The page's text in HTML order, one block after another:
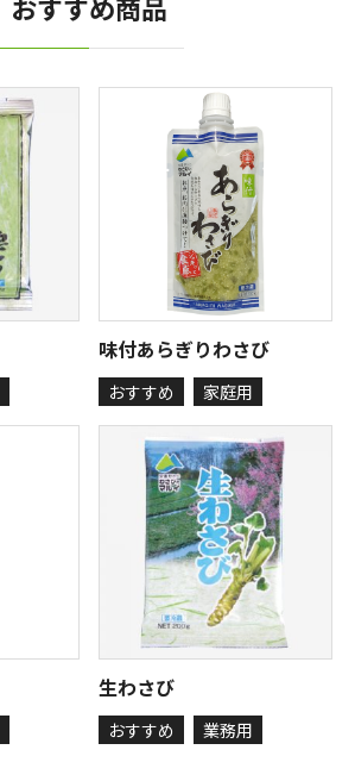
味付あらぎりわさび
おすすめ 家庭用
生わさび
おすすめ 業務用